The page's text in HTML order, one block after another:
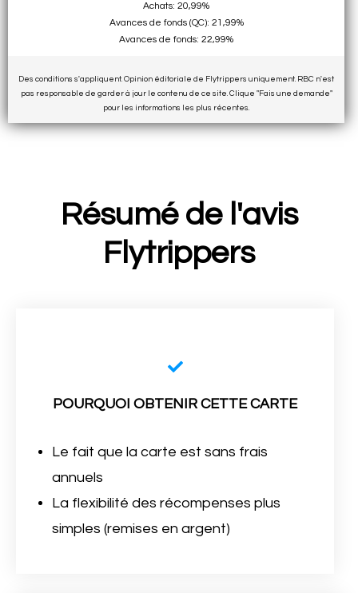
Achats: 20,99%
Avances de fonds (QC): 21,99%
Avances de fonds: 22,99%
Des conditions s'appliquent. Opinion éditoriale de Flytrippers uniquement. RBC n'est
pas responsable de garder à jour le contenu de ce site. Clique "Fais une demande"
pour les informations les plus récentes.
Résumé de l'avis
Flytrippers
POURQUOI OBTENIR CETTE CARTE
Le fait que la carte est sans frais
annuels
La flexibilité des récompenses plus
simples (remises en argent)